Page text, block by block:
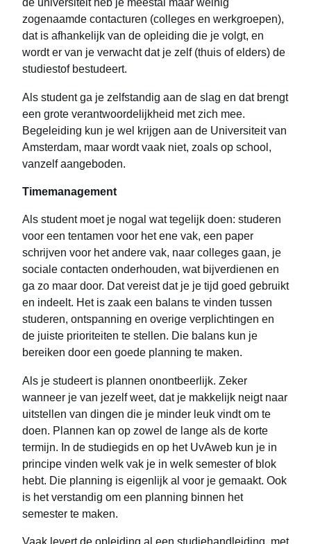
zogenaamde contacturen (colleges en werkgroepen),
dat is afhankelijk van de opleiding die je volgt, en
wordt er van je verwacht dat je zelf (thuis of elders) de
studiestof bestudeert.
Als student ga je zelfstandig aan de slag en dat brengt
een grote verantwoordelijkheid met zich mee.
Begeleiding kun je wel krijgen aan de Universiteit van
Amsterdam, maar wordt vaak niet, zoals op school,
vanzelf aangeboden.
Timemanagement
Als student moet je nogal wat tegelijk doen: studeren
voor een tentamen voor het ene vak, een paper
schrijven voor het andere vak, naar colleges gaan, je
sociale contacten onderhouden, wat bijverdienen en
ga zo maar door. Dat vereist dat je je tijd goed gebruikt
en indeelt. Het is zaak een balans te vinden tussen
studeren, ontspanning en overige verplichtingen en
de juiste prioriteiten te stellen. Die balans kun je
bereiken door een goede planning te maken.
Als je studeert is plannen onontbeerlijk. Zeker
wanneer je van jezelf weet, dat je makkelijk neigt naar
uitstellen van dingen die je minder leuk vindt om te
doen. Plannen kan op zowel de lange als de korte
termijn. In de studiegids en op het UvAweb kun je in
principe vinden welk vak je in welk semester of blok
hebt. Die planning is eigenlijk al voor je gemaakt. Ook
is het verstandig om een planning binnen het
semester te maken.
Vaak levert de opleiding al een studiehandleiding, met